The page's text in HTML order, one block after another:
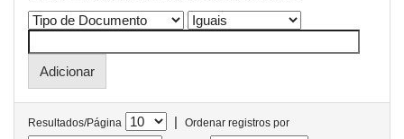
Resultados/Página |
Ordenar registros por